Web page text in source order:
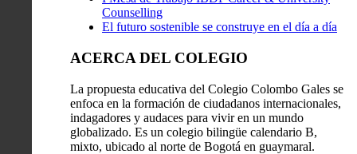
Counselling
El futuro sostenible se construye en el día a día
ACERCA DEL COLEGIO
La propuesta educativa del Colegio Colombo Gales se
enfoca en la formación de ciudadanos internacionales,
indagadores y audaces para vivir en un mundo
globalizado. Es un colegio bilingüe calendario B,
mixto, ubicado al norte de Bogotá en guaymaral.